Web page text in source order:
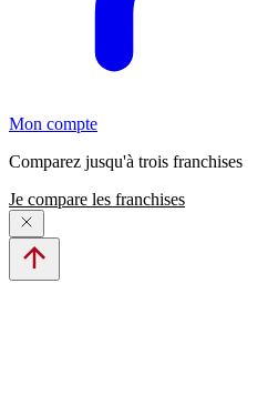
Mon compte
Comparez jusqu'à trois franchises
Je compare les franchises